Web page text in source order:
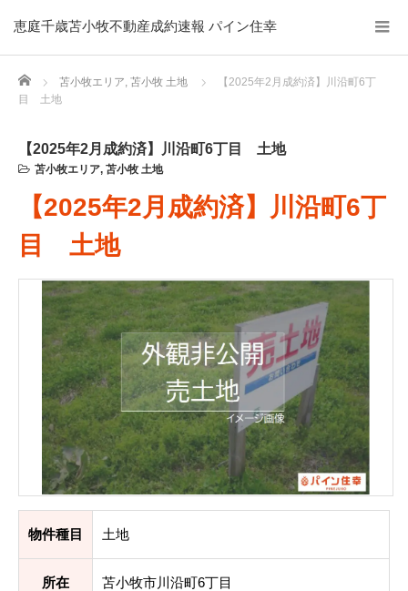
恵庭千歳苫小牧不動産成約速報 パイン住幸
Home 苫小牧エリア, 苫小牧 土地
【2025年2月成約済】川沿町6丁
目 土地
【2025年2月成約済】川沿町6丁目 土地
苫小牧エリア, 苫小牧 土地
【2025年2月成約済】川沿町6丁
目 土地
物件種目 土地
所在 苫小牧市川沿町6丁目